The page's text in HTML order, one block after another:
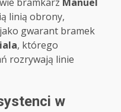
linią obrony,
jako gwarant bramek
, którego
rozrywają linie
w